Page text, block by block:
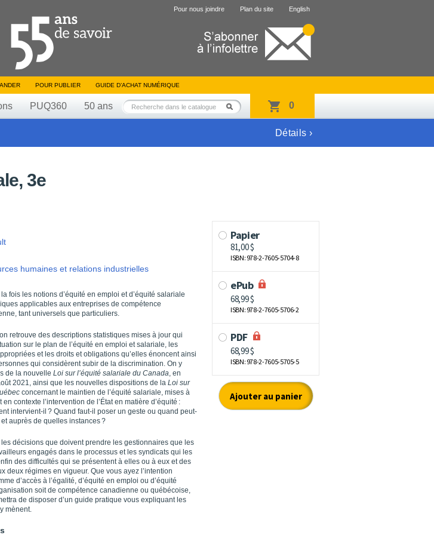
Pour nous joindre Plan du site English
POUR PUBLIER GUIDE D’ACHAT NUMÉRIQUE
PUQ360 50 ans 0
Détails ›
3e
humaines et relations industrielles
fois les notions d’équité en emploi et d’équité salariale
applicables aux entreprises de compétence
tant universels que particuliers.
retrouve des descriptions statistiques mises à jour qui
sur le plan de l’équité en emploi et salariale, les
et les droits et obligations qu’elles énoncent ainsi
qui considèrent subir de la discrimination. On y
de la nouvelle Loi sur l’équité salariale du Canada, en
2021, ainsi que les nouvelles dispositions de la Loi sur
concernant le maintien de l’équité salariale, mises à
contexte l’intervention de l’État en matière d’équité :
intervient-il ? Quand faut-il poser un geste ou quand peut-
auprès de quelles instances ?
les décisions que doivent prendre les gestionnaires que les
engagés dans le processus et les syndicats qui les
des difficultés qui se présentent à elles ou à eux et des
deux régimes en vigueur. Que vous ayez l’intention
d’accès à l’égalité, d’équité en emploi ou d’équité
soit de compétence canadienne ou québécoise,
de disposer d’un guide pratique vous expliquant les
mènent.